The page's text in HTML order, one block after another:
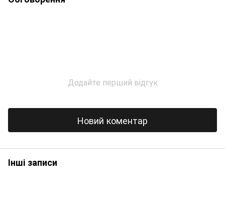
Додайте перший відгук
Новий коментар
Інші записи